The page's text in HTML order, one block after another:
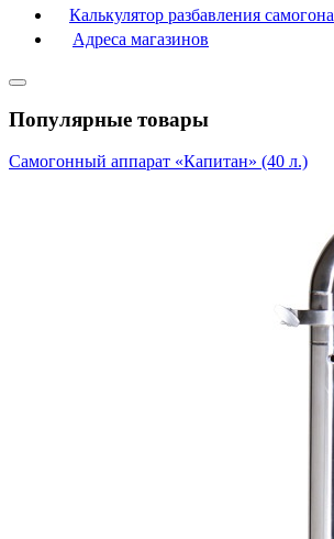
Калькулятор разбавления самогона
Адреса магазинов
Популярные товары
Самогонный аппарат «Капитан» (40 л.)